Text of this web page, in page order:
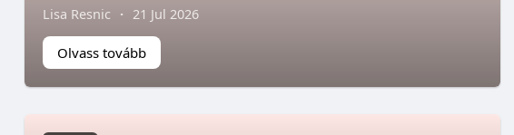
Lisa Resnic · 21 Jul 2026
Olvass tovább